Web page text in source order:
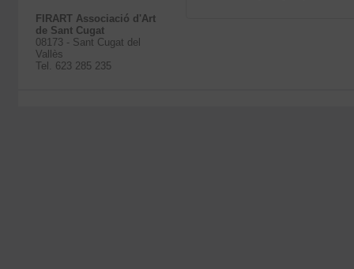
FIRART Associació d'Art
de Sant Cugat
08173 - Sant Cugat del
Vallès
Tel. 623 285 235